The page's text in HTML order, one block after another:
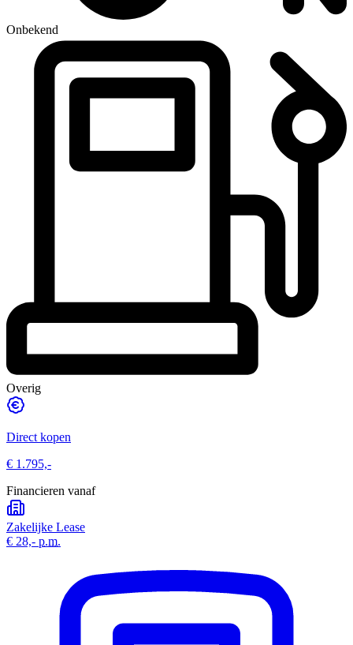
Onbekend
Overig
Direct kopen
€ 1.795,-
Financieren vanaf
Zakelijke Lease
€ 28,- p.m.